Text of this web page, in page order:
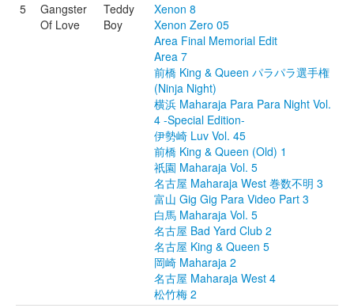
5
Gangster
Of Love
Teddy
Boy
Xenon 8
Xenon Zero 05
Area Final Memorial Edit
Area 7
前橋 King & Queen パラパラ選手権
(Ninja Night)
横浜 Maharaja Para Para Night Vol.
4 -Special Edition-
伊勢崎 Luv Vol. 45
前橋 King & Queen (Old) 1
祇園 Maharaja Vol. 5
名古屋 Maharaja West 巻数不明 3
富山 Gig Gig Para Video Part 3
白馬 Maharaja Vol. 5
名古屋 Bad Yard Club 2
名古屋 King & Queen 5
岡崎 Maharaja 2
名古屋 Maharaja West 4
松竹梅 2